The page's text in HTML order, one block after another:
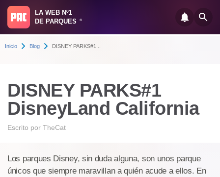
LA WEB Nº1
DE PARQUES
®
Inicio Blog DISNEY PARKS#1...
DISNEY PARKS#1
DisneyLand California
Escrito por TheCat
Los parques Disney, sin duda alguna, son unos parque
únicos que siempre maravillan a quién acude a ellos. En